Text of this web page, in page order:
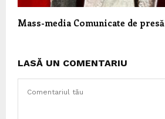
Mass-media Comunicate de presă
LASĂ UN COMENTARIU